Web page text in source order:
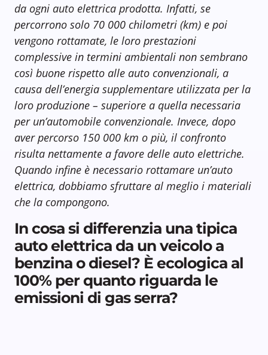
da ogni auto elettrica prodotta. Infatti, se
percorrono solo 70 000 chilometri (km) e poi
vengono rottamate, le loro prestazioni
complessive in termini ambientali non sembrano
così buone rispetto alle auto convenzionali, a
causa dell’energia supplementare utilizzata per la
loro produzione – superiore a quella necessaria
per un’automobile convenzionale. Invece, dopo
aver percorso 150 000 km o più, il confronto
risulta nettamente a favore delle auto elettriche.
Quando infine è necessario rottamare un’auto
elettrica, dobbiamo sfruttare al meglio i materiali
che la compongono.
In cosa si differenzia una tipica
auto elettrica da un veicolo a
benzina o diesel? È ecologica al
100% per quanto riguarda le
emissioni di gas serra?